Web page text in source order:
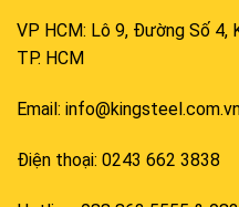
VP HCM: Lô 9, Đường Số 4,
TP. HCM
Email:
Điện thoại: 0243 662 3838